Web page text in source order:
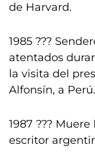
de Harvard.
1985 ???
atentados
la visita del
Alfonsín, a Perú.
1987 ???
escritor